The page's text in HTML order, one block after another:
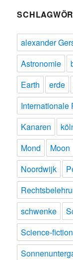
alexander
Astronomie
Earth
erde
Internationale
Kanaren
Mond
Moon
Noordwijk
schwenke
Science-